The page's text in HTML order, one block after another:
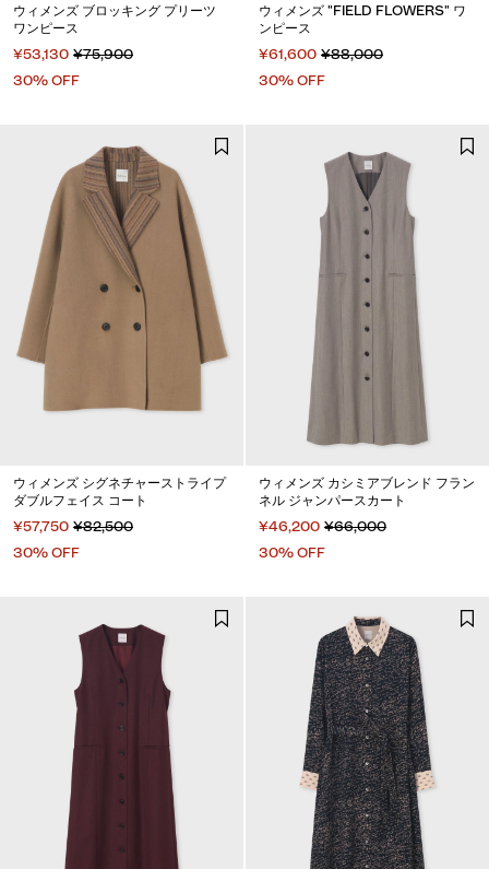
ウィメンズ ブロッキング プリーツ
ワンピース
¥53,130 ¥75,900
30% OFF
ウィメンズ "FIELD FLOWERS" ワ
ンピース
¥61,600 ¥88,000
30% OFF
ウィメンズ シグネチャーストライプ
ダブルフェイス コート
¥57,750 ¥82,500
30% OFF
ウィメンズ カシミアブレンド フラン
ネル ジャンパースカート
¥46,200 ¥66,000
30% OFF